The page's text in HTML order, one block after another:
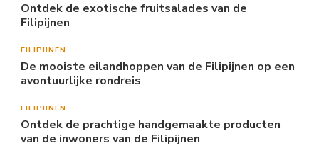
Ontdek de exotische fruitsalades van de
Filipijnen
FILIPIJNEN
De mooiste eilandhoppen van de Filipijnen op een
avontuurlijke rondreis
FILIPIJNEN
Ontdek de prachtige handgemaakte producten
van de inwoners van de Filipijnen